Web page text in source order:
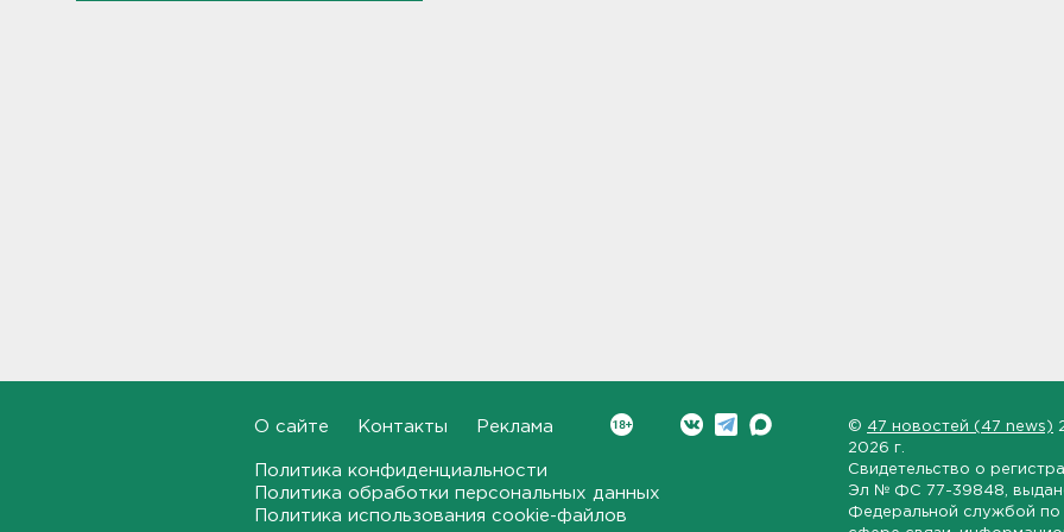
О сайте Контакты Реклама
Политика конфиденциальности
Политика обработки персональных данных
Политика использования cookie-файлов
© 47 новостей (47 news)
2026 г.
Свидетельство о
Эл № ФС 77-39848 ,
Федеральной службой по